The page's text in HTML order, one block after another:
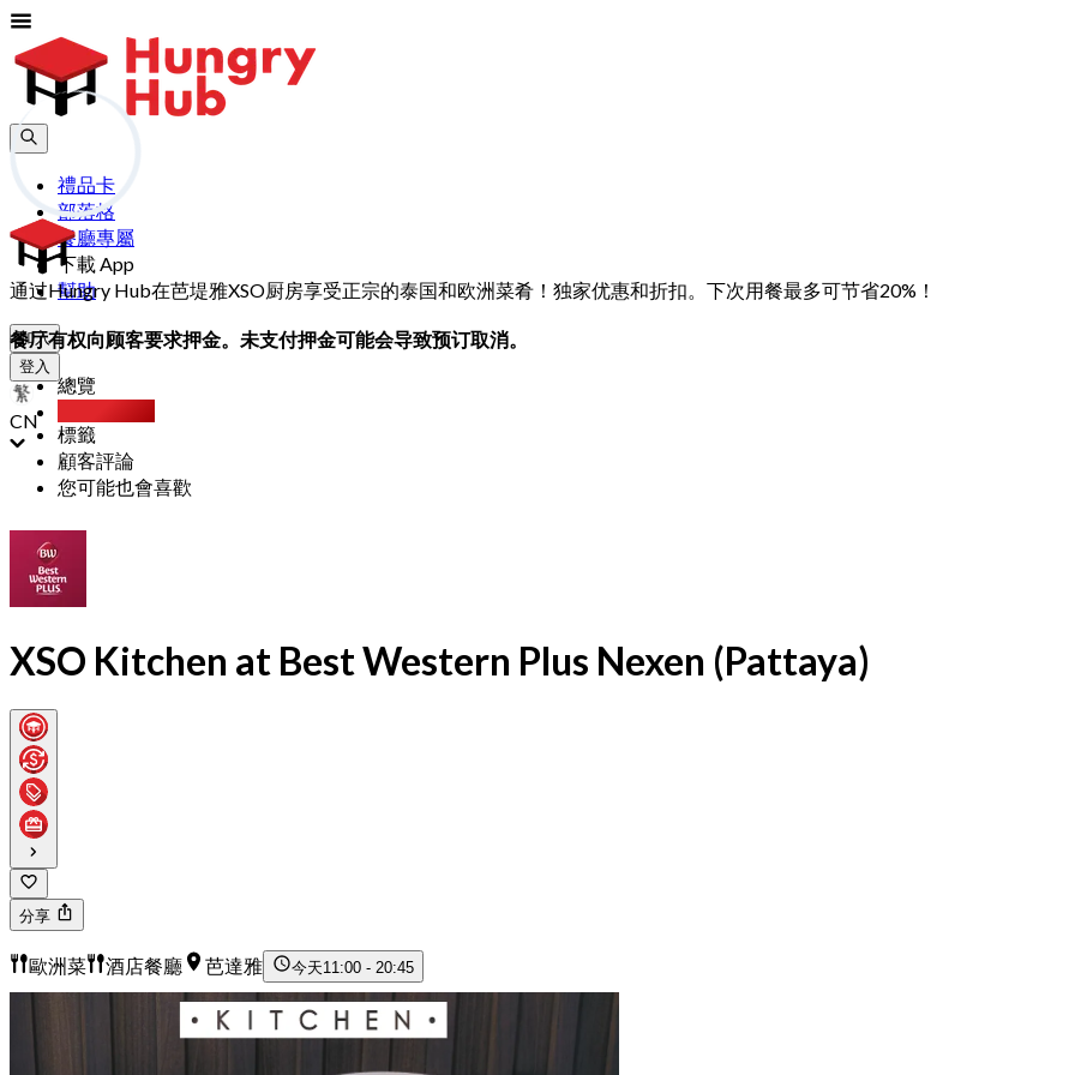
禮品卡
部落格
餐廳專屬
下載 App
幫助
加入
登入
CN
通过Hungry Hub在芭堤雅XSO厨房享受正宗的泰国和欧洲菜肴！独家优惠和折扣。下次用餐最多可节省20%！
餐厅有权向顾客要求押金。未支付押金可能会导致预订取消。
總覽
標籤
顧客評論
您可能也會喜歡
XSO Kitchen at Best Western Plus Nexen (Pattaya)
分享
歐洲菜 酒店餐廳 芭達雅 今天11:00 - 20:45